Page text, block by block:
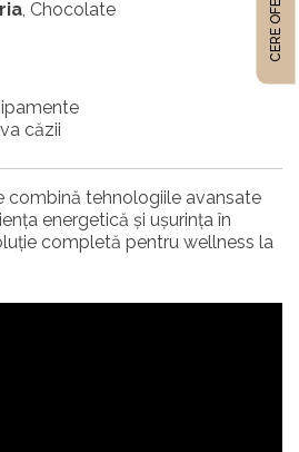
, Chocolate
căzii
combină tehnologiile avansate
energetică și ușurința în
completă pentru wellness la